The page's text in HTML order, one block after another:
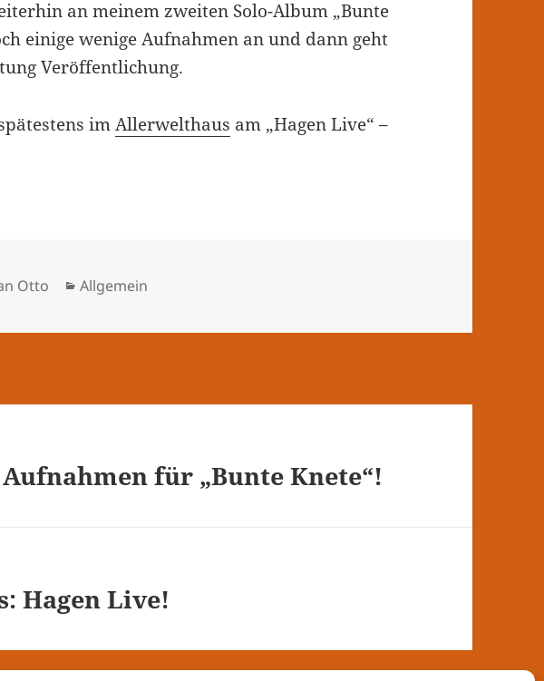
an meinem zweiten Solo-Album „Bunte
einige wenige Aufnahmen an und dann geht
Veröffentlichung.
imAllerwelthaus am „Hagen Live“ –
Otto Kategorien
Allgemein
für „Bunte Knete“!
Hagen Live!